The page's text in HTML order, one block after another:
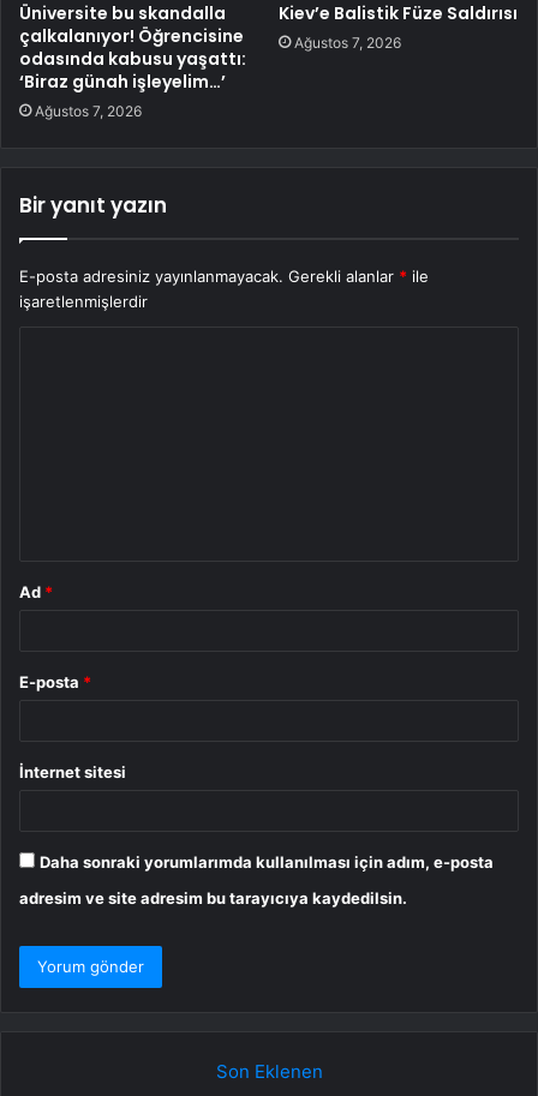
Üniversite bu skandalla
çalkalanıyor! Öğrencisine
odasında kabusu yaşattı:
‘Biraz günah işleyelim…’
Ağustos 7, 2026
Kiev’e Balistik Füze Saldırısı
Ağustos 7, 2026
Bir yanıt yazın
E-posta adresiniz yayınlanmayacak. Gerekli alanlar * ile
işaretlenmişlerdir
Ad *
E-posta *
İnternet sitesi
Daha sonraki yorumlarımda kullanılması için adım, e-posta
adresim ve site adresim bu tarayıcıya kaydedilsin.
Son Eklenen